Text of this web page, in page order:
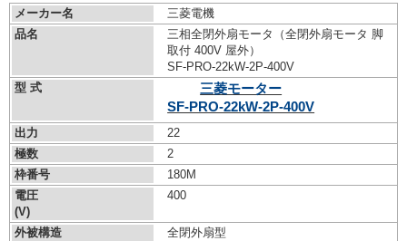
メーカー名
三菱電機
品名
三相全閉外扇モータ（全閉外扇モータ 脚
取付 400V 屋外）
SF-PRO-22kW-2P-400V
型 式
三菱モーター
SF-PRO-22kW-2P-400V
出力
22
極数
2
枠番号
180M
電圧
(V)
400
外被構造
全閉外扇型